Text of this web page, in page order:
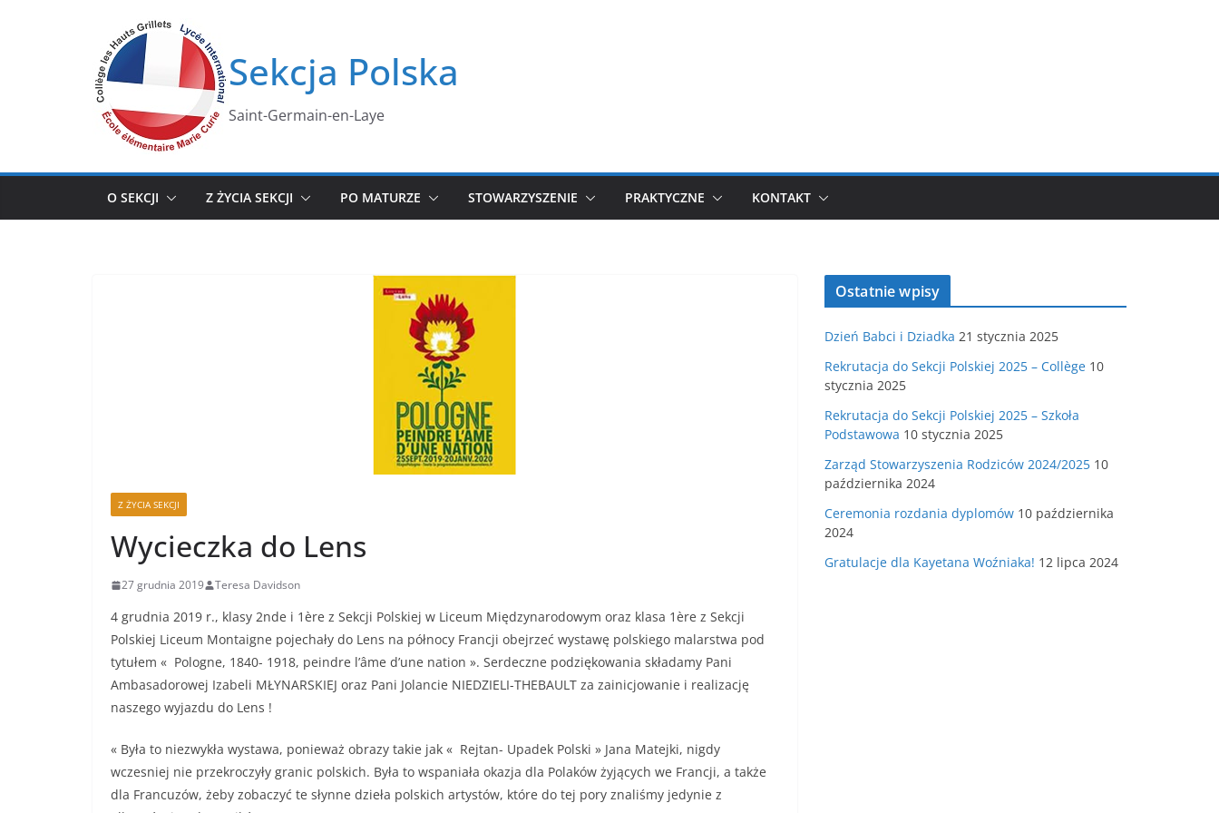
Sekcja Polska
Saint-Germain-en-Laye
O SEKCJI Z ŻYCIA SEKCJI PO MATURZE STOWARZYSZENIE PRAKTYCZNE KONTAKT
Z ŻYCIA SEKCJI
Wycieczka do Lens
27 grudnia 2019 Teresa Davidson
4 grudnia 2019 r., klasy 2nde i 1ère z Sekcji Polskiej w Liceum Międzynarodowym oraz klasa 1ère z Sekcji
Polskiej Liceum Montaigne pojechały do Lens na północy Francji obejrzeć wystawę polskiego malarstwa pod
tytułem « Pologne, 1840- 1918, peindre l’âme d’une nation ». Serdeczne podziękowania składamy Pani
Ambasadorowej Izabeli MŁYNARSKIEJ oraz Pani Jolancie NIEDZIELI-THEBAULT za zainicjowanie i realizację
naszego wyjazdu do Lens !
« Była to niezwykła wystawa, ponieważ obrazy takie jak « Rejtan- Upadek Polski » Jana Matejki, nigdy
wczesniej nie przekroczyły granic polskich. Była to wspaniała okazja dla Polaków żyjących we Francji, a także
dla Francuzów, żeby zobaczyć te słynne dzieła polskich artystów, które do tej pory znaliśmy jedynie z
Ostatnie wpisy
Dzień Babci i Dziadka 21 stycznia 2025
Rekrutacja do Sekcji Polskiej 2025 – Collège 10
stycznia 2025
Rekrutacja do Sekcji Polskiej 2025 – Szkoła
Podstawowa 10 stycznia 2025
Zarząd Stowarzyszenia Rodziców 2024/2025 10
października 2024
Ceremonia rozdania dyplomów 10 października
2024
Gratulacje dla Kayetana Woźniaka! 12 lipca 2024